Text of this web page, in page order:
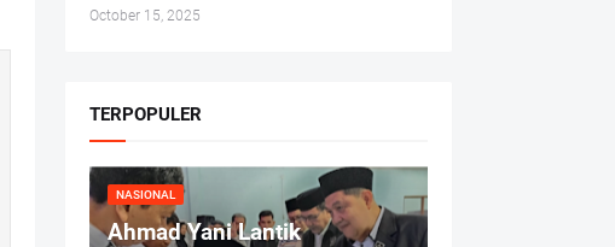
October 15, 2025
TERPOPULER
NASIONAL
Ahmad Yani Lantik